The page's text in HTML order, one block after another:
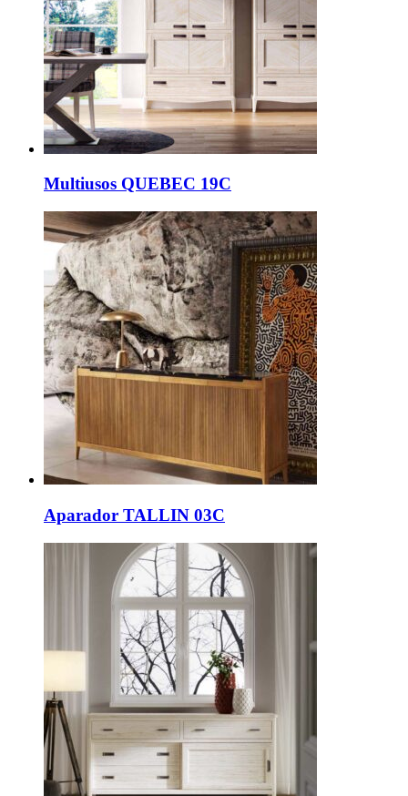
Multiusos QUEBEC 19C
Aparador TALLIN 03C